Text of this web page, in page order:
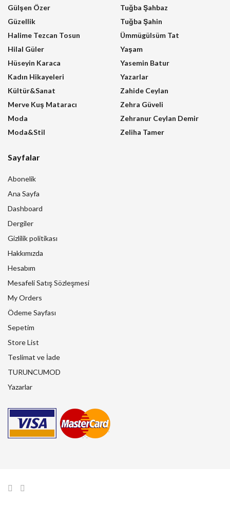
Gülşen Özer
Güzellik
Halime Tezcan Tosun
Hilal Güler
Hüseyin Karaca
Kadın Hikayeleri
Kültür&Sanat
Merve Kuş Mataracı
Moda
Moda&Stil
Tuğba Şahbaz
Tuğba Şahin
Ümmügülsüm Tat
Yaşam
Yasemin Batur
Yazarlar
Zahide Ceylan
Zehra Güveli
Zehranur Ceylan Demir
Zeliha Tamer
Sayfalar
Abonelik
Ana Sayfa
Dashboard
Dergiler
Gizlilik politikası
Hakkımızda
Hesabım
Mesafeli Satış Sözleşmesi
My Orders
Ödeme Sayfası
Sepetim
Store List
Teslimat ve İade
TURUNCUMOD
Yazarlar